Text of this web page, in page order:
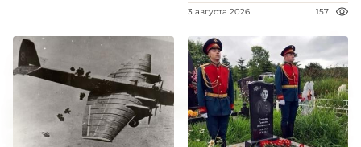
3 августа 2026 157